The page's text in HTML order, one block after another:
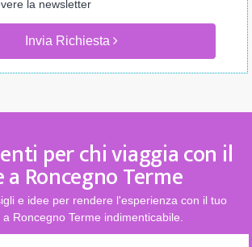
la newsletter
Invia Richiesta
per chi viaggia con il
a Roncegno Terme
e idee per rendere l'esperienza con il tuo
Roncegno Terme indimenticabile.